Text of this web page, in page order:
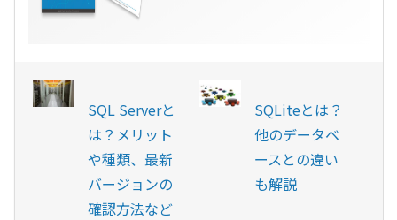
SQL Serverと
は？メリット
や種類、最新
バージョンの
確認方法など
SQLiteとは？
他のデータベ
ースとの違い
も解説